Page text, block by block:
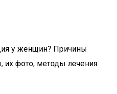
у женщин? Причины
их фото, методы лечения